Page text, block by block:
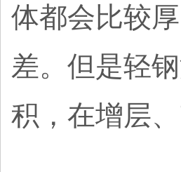
体都会比较
差。但是轻
积，在增层